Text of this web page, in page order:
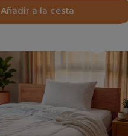
Añadir a la cesta